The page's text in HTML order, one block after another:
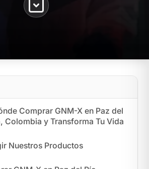
Comprar GNM-X en Paz del
Colombia y Transforma Tu Vida
Nuestros Productos